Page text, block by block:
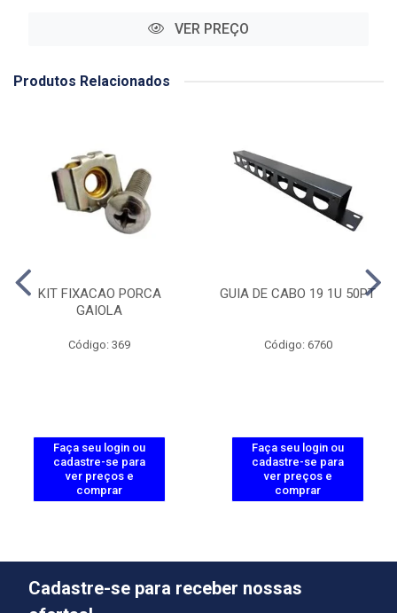
VER PREÇO
Produtos Relacionados
KIT FIXACAO PORCA
GAIOLA
Código: 369
Faça seu login ou
cadastre-se para
ver preços e
comprar
GUIA DE CABO 19 1U 50PT
Código: 6760
Faça seu login ou
cadastre-se para
ver preços e
comprar
Cadastre-se para receber nossas